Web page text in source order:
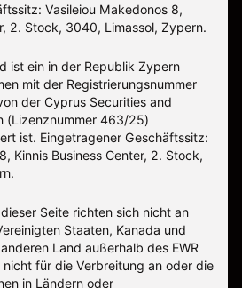
Vasileiou Makedonos 8,
2. Stock, 3040, Limassol, Zypern.
ist ein in der Republik Zypern
mit der Registrierungsnummer
der Cyprus Securities and
(Lizenznummer 463/25)
ist. Eingetragener Geschäftssitz:
Kinnis Business Center, 2. Stock,
Seite richten sich nicht an
Staaten, Kanada und
Land außerhalb des EWR
nicht für die Verbreitung an oder die
in Ländern oder